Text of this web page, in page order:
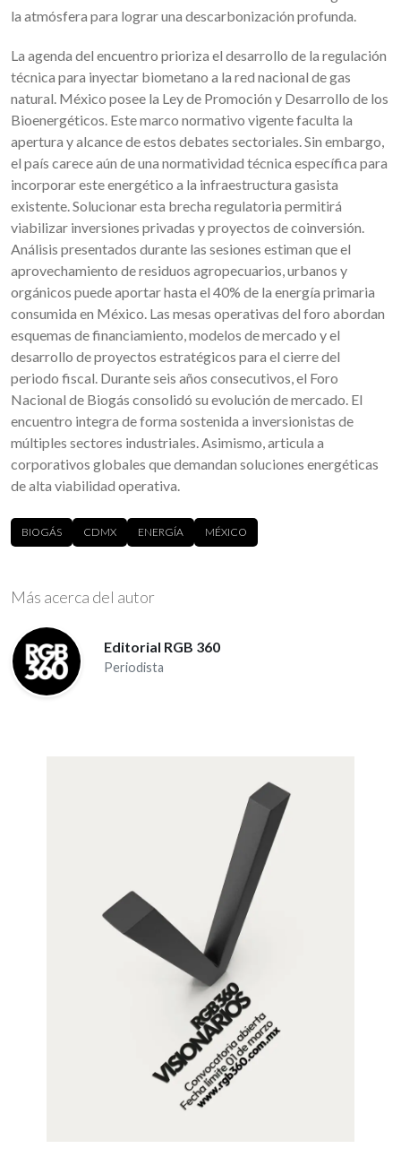
la atmósfera para lograr una descarbonización profunda.
La agenda del encuentro prioriza el desarrollo de la regulación
técnica para inyectar biometano a la red nacional de gas
natural. México posee la Ley de Promoción y Desarrollo de los
Bioenergéticos. Este marco normativo vigente faculta la
apertura y alcance de estos debates sectoriales. Sin embargo,
el país carece aún de una normatividad técnica específica para
incorporar este energético a la infraestructura gasista
existente. Solucionar esta brecha regulatoria permitirá
viabilizar inversiones privadas y proyectos de coinversión.
Análisis presentados durante las sesiones estiman que el
aprovechamiento de residuos agropecuarios, urbanos y
orgánicos puede aportar hasta el 40% de la energía primaria
consumida en México. Las mesas operativas del foro abordan
esquemas de financiamiento, modelos de mercado y el
desarrollo de proyectos estratégicos para el cierre del
periodo fiscal. Durante seis años consecutivos, el Foro
Nacional de Biogás consolidó su evolución de mercado. El
encuentro integra de forma sostenida a inversionistas de
múltiples sectores industriales. Asimismo, articula a
corporativos globales que demandan soluciones energéticas
de alta viabilidad operativa.
BIOGÁS CDMX ENERGÍA MÉXICO
Más acerca del autor
Editorial RGB 360
Periodista